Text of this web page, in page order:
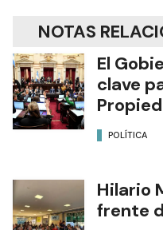
NOTAS
El
clave
POLÍTICA
Hilario
frente